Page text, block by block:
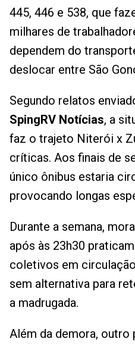
445, 446 e 538, que
milhares de
dependem do
deslocar entre São
Segundo relatos
SpingRV Notícias, a
faz o trajeto Niterói x
críticas. Aos finais de
único ônibus estaria
provocando longas
Durante a semana,
após às 23h30
coletivos em
sem alternativa para
a madrugada.
Além da demora, outro